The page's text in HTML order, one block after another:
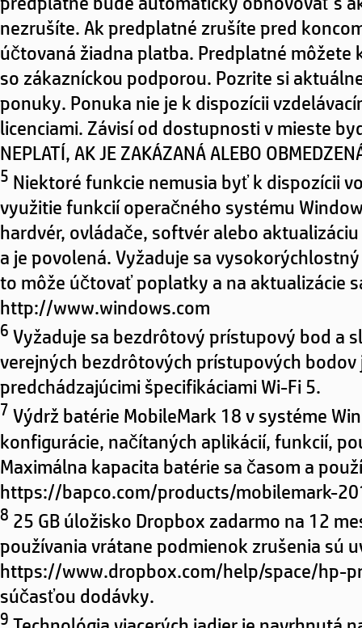
nezrušíte. Ak predplatné zrušíte pred
účtovaná žiadna platba. Predplatné
so zákazníckou podporou. Pozrite si
ponuky. Ponuka nie je k dispozícii
licenciami. Závisí od dostupnosti v mieste
NEPLATÍ, AK JE ZAKÁZANÁ ALEBO
5 Niektoré funkcie nemusia byť k dispozícii
využitie funkcií operačného systému
hardvér, ovládače, softvér alebo
a je povolená. Vyžaduje sa
to môže účtovať poplatky a na aktualizácie
http://www.windows.com
6 Vyžaduje sa bezdrôtový prístupový bod a
verejných bezdrôtových prístupových
predchádzajúcimi špecifikáciami Wi-Fi 5.
7 Výdrž batérie MobileMark 18 v systéme
konfigurácie, načítaných aplikácií, funkcií,
Maximálna kapacita batérie sa časom a
https://bapco.com/products/mobilemark-
8 25 GB úložisko Dropbox zadarmo na 12
používania vrátane podmienok zrušenia sú
https://www.dropbox.com/help/space/hp-
súčasťou dodávky.
9